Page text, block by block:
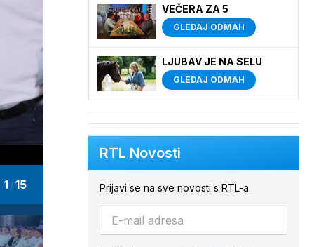
1/15
VEČERA ZA 5
GLEDAJ ODMAH
LJUBAV JE NA SELU
GLEDAJ ODMAH
RTL Novosti
Prijavi se na sve novosti s RTL-a.